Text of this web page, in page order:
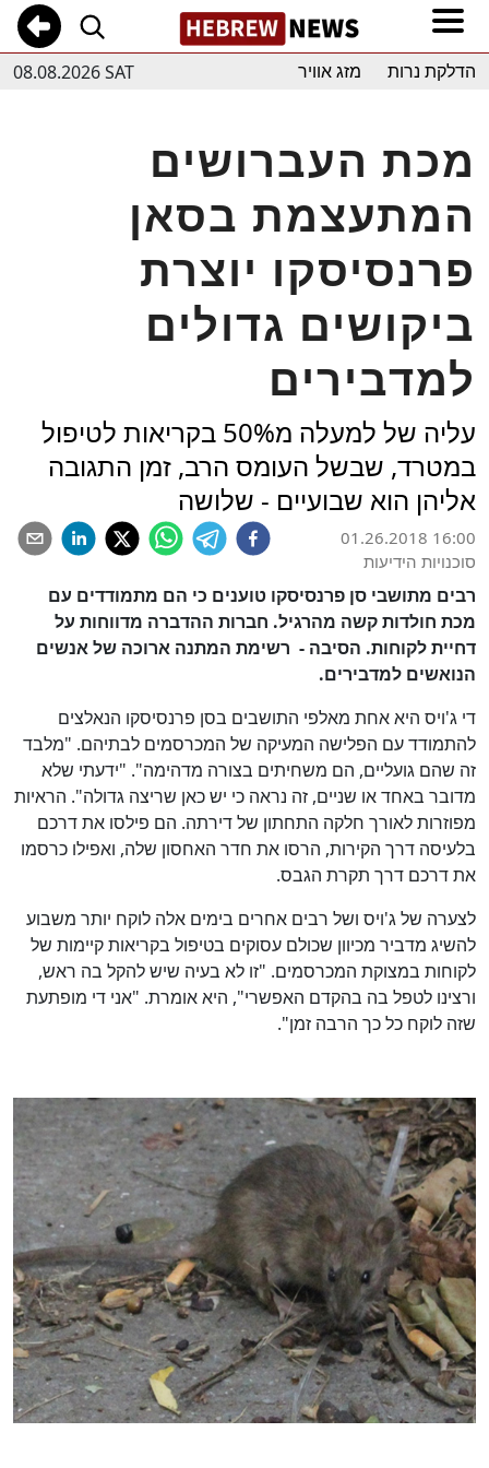
08.08.2026 SAT הדלקת נרות מזג אוויר
מכת העברושים
המתעצמת בסאן
פרנסיסקו יוצרת
ביקושים גדולים
למדבירים
עליה של למעלה מ50% בקריאות לטיפול
במטרד, שבשל העומס הרב, זמן התגובה
אליהן הוא שבועיים - שלושה
01.26.2018 16:00
סוכנויות הידיעות
רבים מתושבי סן פרנסיסקו טוענים כי הם מתמודדים עם
מכת חולדות קשה מהרגיל. חברות ההדברה מדווחות על
דחיית לקוחות. הסיבה - רשימת המתנה ארוכה של אנשים
הנואשים למדבירים.
די ג'ויס היא אחת מאלפי התושבים בסן פרנסיסקו הנאלצים
להתמודד עם הפלישה המעיקה של המכרסמים לבתיהם. "מלבד
זה שהם גועליים, הם משחיתים בצורה מדהימה". "ידעתי שלא
מדובר באחד או שניים, זה נראה כי יש כאן שריצה גדולה". הראיות
מפוזרות לאורך חלקה התחתון של דירתה. הם פילסו את דרכם
בלעיסה דרך הקירות, הרסו את חדר האחסון שלה, ואפילו כרסמו
את דרכם דרך תקרת הגבס.
לצערה של ג'ויס ושל רבים אחרים בימים אלה לוקח יותר משבוע
להשיג מדביר מכיוון שכולם עסוקים בטיפול בקריאות קיימות של
לקוחות במצוקת המכרסמים. "זו לא בעיה שיש להקל בה ראש,
ורצינו לטפל בה בהקדם האפשרי", היא אומרת. "אני די מופתעת
שזה לוקח כל כך הרבה זמן".